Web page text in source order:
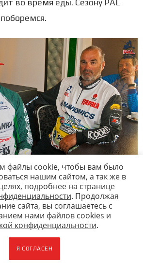
во время еды. Сезону PAL
статьи
файлы cookie, чтобы вам было
нашим сайтом, а так же в
подробнее на странице
. Продолжая
сайта, вы соглашаетесь c
нами файлов cookies и
конфиденциальности.
Я СОГЛАСЕН